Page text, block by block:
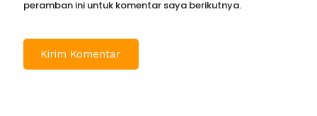
peramban ini untuk komentar saya berikutnya.